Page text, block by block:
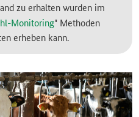
zu erhalten wurden im
Monitoring" Methoden
erheben kann.